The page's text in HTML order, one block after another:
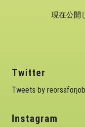
現在公開
Twitter
Tweets by reorsaforjob
Instagram